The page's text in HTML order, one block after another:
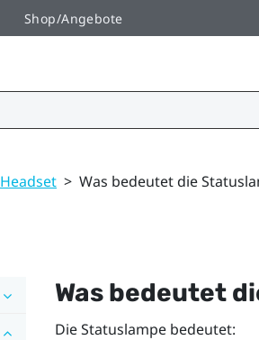
Shop/Angebote
Headset > Was bedeutet die
Was bedeutet
Die Statuslampe bedeutet: